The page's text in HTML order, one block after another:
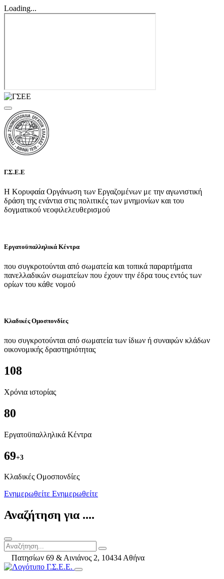
Loading...
Γ.Σ.Ε.Ε
Η Κορυφαία Οργάνωση των Εργαζομένων με την αγωνιστική
δράση της ενάντια στις πολιτικές των μνημονίων και του
δογματικού νεοφιλελευθερισμού
Εργατοϋπαλληλικά Κέντρα
που συγκροτούνται από σωματεία και τοπικά παραρτήματα
πανελλαδικών σωματείων που έχουν την έδρα τους εντός των
ορίων του κάθε νομού
Κλαδικές Ομοσπονδίες
που συγκροτούνται από σωματεία των ίδιων ή συναφών κλάδων
οικονομικής δραστηριότητας
108
Χρόνια ιστορίας
80
Εργατοϋπαλληλικά Κέντρα
69+3
Kλαδικές Ομοσπονδίες
Ενημερωθείτε Ενημερωθείτε
Αναζήτηση για ....
Πατησίων 69 & Αινιάνος 2, 10434 Αθήνα